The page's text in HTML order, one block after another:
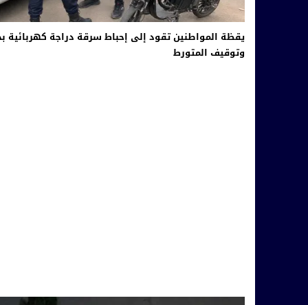
يقظة المواطنين تقود إلى إحباط سرقة دراجة كهربائية
وتوقيف المتورط